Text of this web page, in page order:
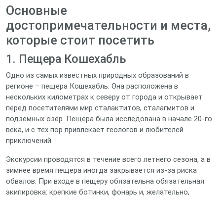
Основные
достопримечательности и места,
которые стоит посетить
1. Пещера Кошехабль
Одно из самых известных природных образований в
регионе – пещера Кошехабль. Она расположена в
нескольких километрах к северу от города и открывает
перед посетителями мир сталактитов, сталагмитов и
подземных озёр. Пещера была исследована в начале 20‑го
века, и с тех пор привлекает геологов и любителей
приключений.
Экскурсии проводятся в течение всего летнего сезона, а в
зимнее время пещера иногда закрывается из‑за риска
обвалов. При входе в пещеру обязательна обязательная
экипировка: крепкие ботинки, фонарь и, желательно,